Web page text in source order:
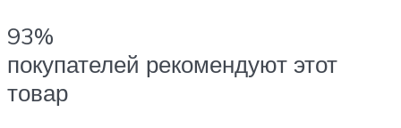
93%
покупателей рекомендуют этот
товар